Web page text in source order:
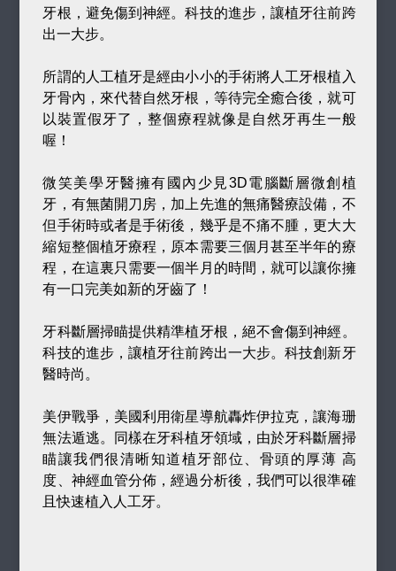
牙根，避免傷到神經。科技的進步，讓植牙往前跨
出一大步。
所謂的人工植牙是經由小小的手術將人工牙根植入
牙骨內，來代替自然牙根，等待完全癒合後，就可
以裝置假牙了，整個療程就像是自然牙再生一般
喔！
微笑美學牙醫擁有國內少見3D電腦斷層微創植
牙，有無菌開刀房，加上先進的無痛醫療設備，不
但手術時或者是手術後，幾乎是不痛不腫，更大大
縮短整個植牙療程，原本需要三個月甚至半年的療
程，在這裏只需要一個半月的時間，就可以讓你擁
有一口完美如新的牙齒了！
牙科斷層掃瞄提供精準植牙根，絕不會傷到神經。
科技的進步，讓植牙往前跨出一大步。科技創新牙
醫時尚。
美伊戰爭，美國利用衛星導航轟炸伊拉克，讓海珊
無法遁逃。同樣在牙科植牙領域，由於牙科斷層掃
瞄讓我們很清晰知道植牙部位、骨頭的厚薄 高
度、神經血管分佈，經過分析後，我們可以很準確
且快速植入人工牙。